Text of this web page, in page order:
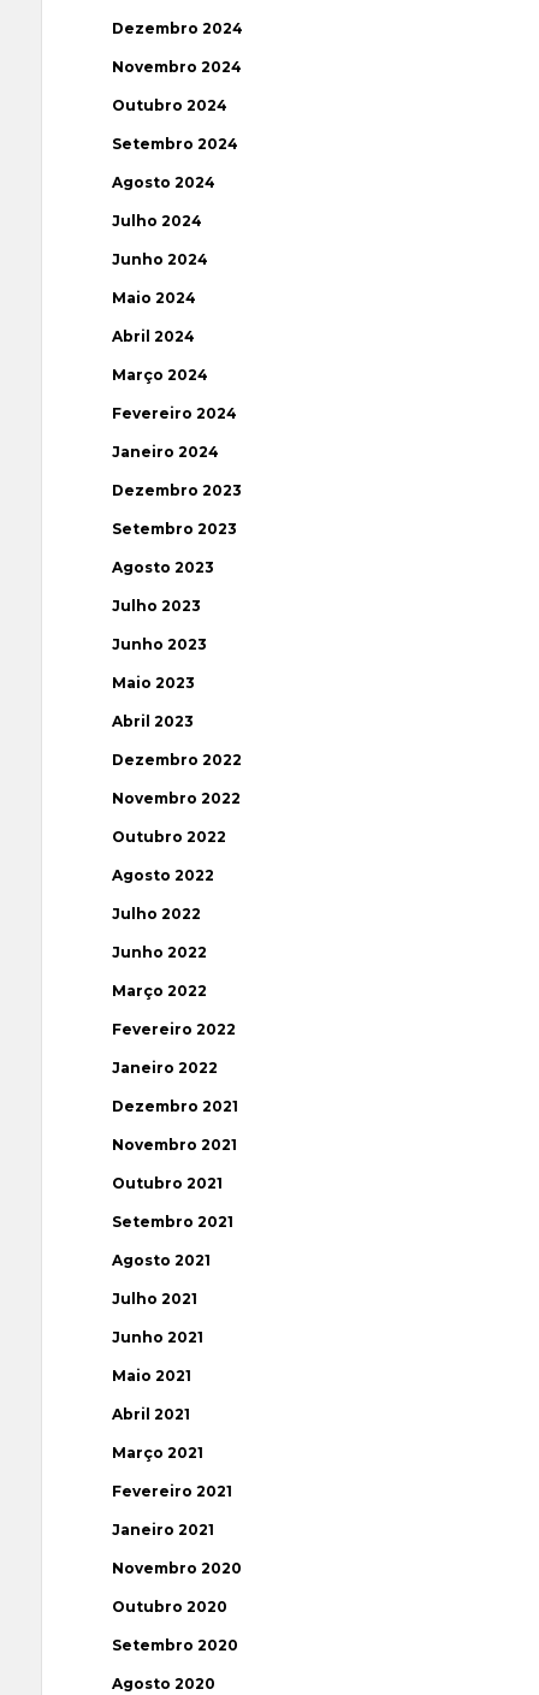
Dezembro 2024
Novembro 2024
Outubro 2024
Setembro 2024
Agosto 2024
Julho 2024
Junho 2024
Maio 2024
Abril 2024
Março 2024
Fevereiro 2024
Janeiro 2024
Dezembro 2023
Setembro 2023
Agosto 2023
Julho 2023
Junho 2023
Maio 2023
Abril 2023
Dezembro 2022
Novembro 2022
Outubro 2022
Agosto 2022
Julho 2022
Junho 2022
Março 2022
Fevereiro 2022
Janeiro 2022
Dezembro 2021
Novembro 2021
Outubro 2021
Setembro 2021
Agosto 2021
Julho 2021
Junho 2021
Maio 2021
Abril 2021
Março 2021
Fevereiro 2021
Janeiro 2021
Novembro 2020
Outubro 2020
Setembro 2020
Agosto 2020